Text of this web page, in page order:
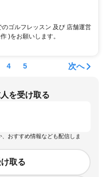
ゴルフレッスン 及び 店舗運営
)をお願いします。
4 5 次へ
を受け取る
、おすすめ情報なども配信しま
取る